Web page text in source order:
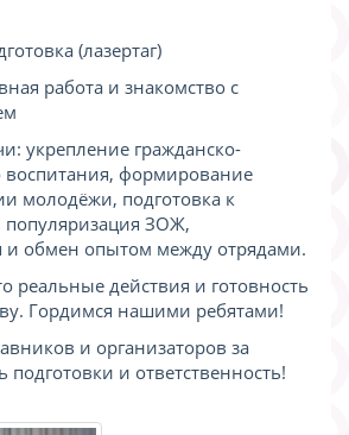
(лазертаг)
работа и знакомство с
укрепление гражданско-
воспитания, формирование
молодёжи, подготовка к
популяризация ЗОЖ,
и обмен опытом между отрядами.
реальные действия и готовность
Гордимся нашими ребятами!
и организаторов за
и ответственность!